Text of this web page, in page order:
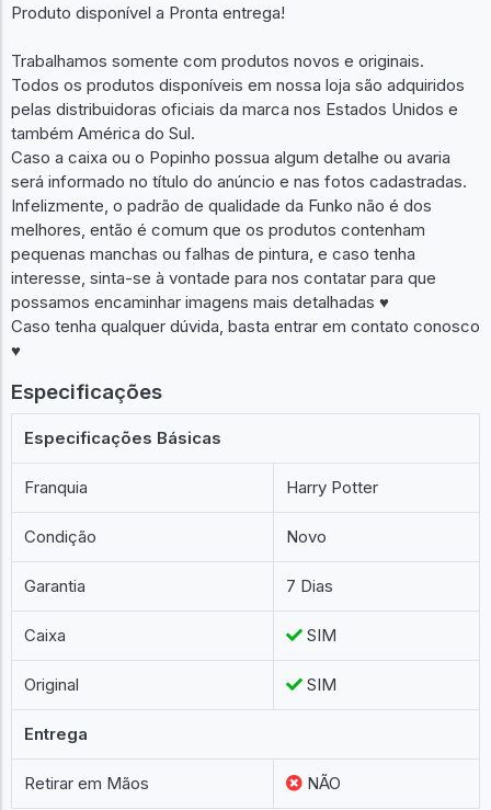
Produto disponível a Pronta entrega!
Trabalhamos somente com produtos novos e originais.
Todos os produtos disponíveis em nossa loja são adquiridos
pelas distribuidoras oficiais da marca nos Estados Unidos e
também América do Sul.
Caso a caixa ou o Popinho possua algum detalhe ou avaria
será informado no título do anúncio e nas fotos cadastradas.
Infelizmente, o padrão de qualidade da Funko não é dos
melhores, então é comum que os produtos contenham
pequenas manchas ou falhas de pintura, e caso tenha
interesse, sinta-se à vontade para nos contatar para que
possamos encaminhar imagens mais detalhadas ♥︎
Caso tenha qualquer dúvida, basta entrar em contato conosco
♥︎
Especificações
Especificações Básicas
Franquia Harry Potter
Condição Novo
Garantia 7 Dias
Caixa SIM
Original SIM
Entrega
Retirar em Mãos NÃO